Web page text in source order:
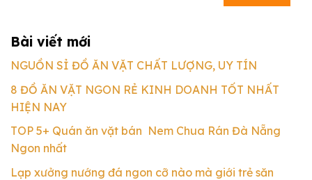
Bài viết mới
NGUỒN SỈ ĐỒ ĂN VẶT CHẤT LƯỢNG, UY TÍN
8 ĐỒ ĂN VẶT NGON RẺ KINH DOANH TỐT NHẤT
HIỆN NAY
TOP 5+ Quán ăn vặt bán Nem Chua Rán Đà Nẵng
Ngon nhất
Lạp xưởng nướng đá ngon cỡ nào mà giới trẻ săn